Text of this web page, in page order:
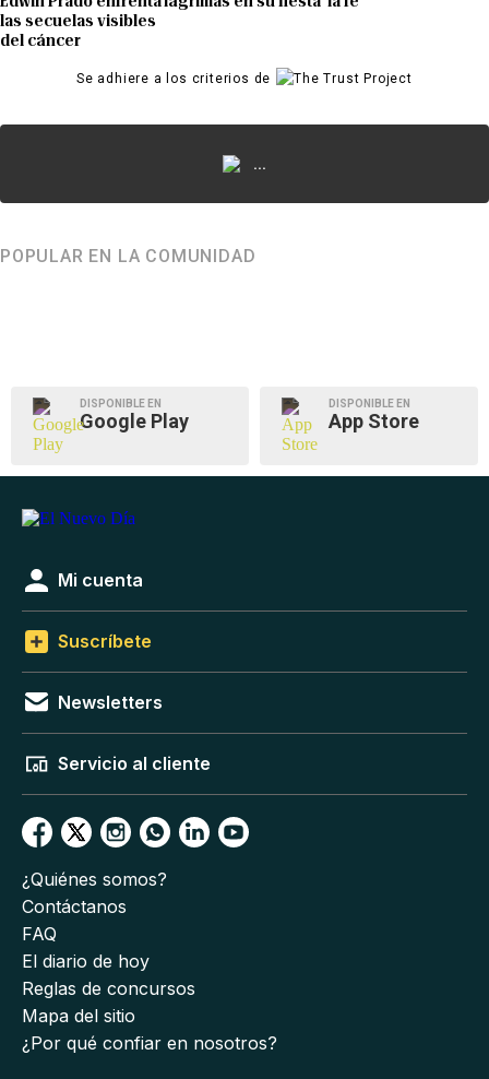
las secuelas visibles
del cáncer
Se adhiere a los criterios de
...
POPULAR EN LA COMUNIDAD
DISPONIBLE EN
Google Play
DISPONIBLE EN
App Store
Mi cuenta
Suscríbete
Newsletters
Servicio al cliente
¿Quiénes somos?
Contáctanos
FAQ
El diario de hoy
Reglas de concursos
Mapa del sitio
¿Por qué confiar en nosotros?